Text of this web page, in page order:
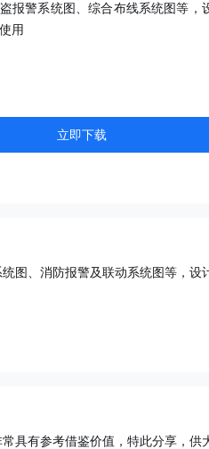
报警系统图、综合布线系统图等，
用
立即下载
图、消防报警及联动系统图等，设
具有参考借鉴价值，特此分享，供